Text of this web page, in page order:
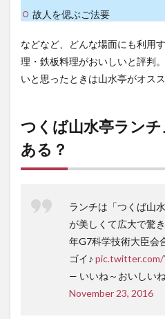
故人を偲ぶご法要
などなど、どんな場面にも利用
理・鉄板料理がおいしいと評判
いと思ったときは山水亭がオスス
つくば山水亭ラン
ある？
ランチは「つくば山
が美しくて広大で驚
年G7科学技術大臣会
ゴイ♪ pic.twitter.com/
— いいね～おいしい
November 23, 2016